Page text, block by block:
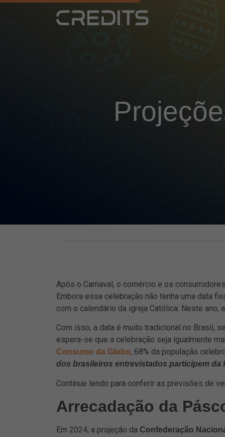
Após o Carnaval, o comércio e os
Embora essa celebração não tenha uma data
com o calendário da igreja Católica. Neste ano,
Com isso, a data é muito tradicional no Brasil,
espera-se que a celebração seja igualmente
Consumo da Globo, 68% da população
dos brasileiros entrevistados participem da
Continue lendo para conferir as previsões de
Arrecadação da
Em 2024, a projeção da Confederação